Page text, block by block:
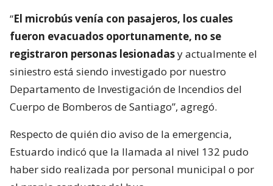
“El microbús venía con pasajeros, los cuales
fueron evacuados oportunamente, no se
registraron personas lesionadasy actualmente el
siniestro está siendo investigado por nuestro
Departamento de Investigación de Incendios del
Cuerpo de Bomberos de Santiago”, agregó.
Respecto de quién dio aviso de la emergencia,
Estuardo indicó que la llamada al nivel 132 pudo
haber sido realizada por personal municipal o por